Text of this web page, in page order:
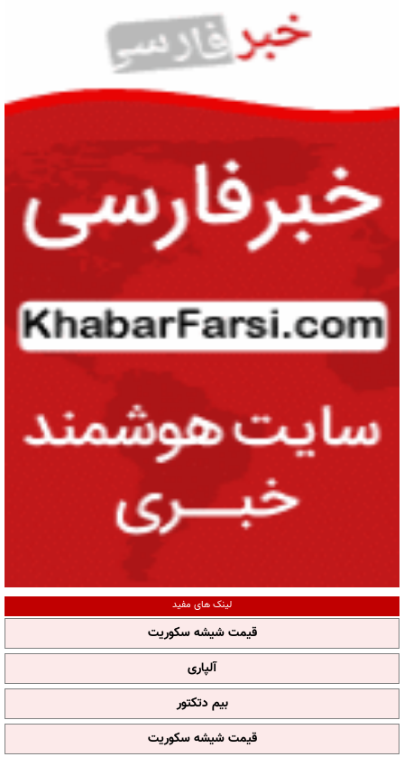
لینک های مفید
قیمت شیشه سکوریت
آلپاری
بیم دتکتور
قیمت شیشه سکوریت